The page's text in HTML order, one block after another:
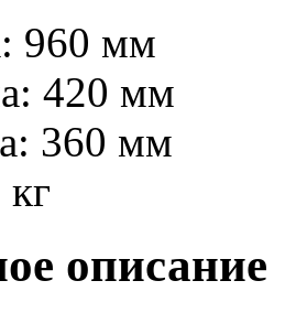
960 мм
420 мм
360 мм
описание